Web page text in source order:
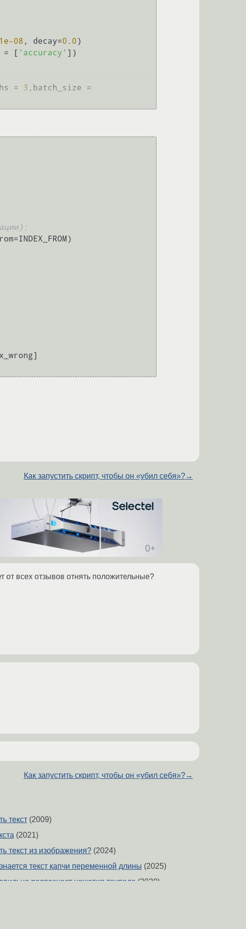
1e-08 , decay=0.0)
= [ 'accuracy' ])
= 3
Как запустить скрипт, чтобы он «убил себя»?→
всех отзывов отнять положительные?
Как запустить скрипт, чтобы он «убил себя»?→
текст(2009)
(2021)
текст из изображения?(2024)
текст капчи переменной длины (2025)
распознает нажатия тачпада (2020)